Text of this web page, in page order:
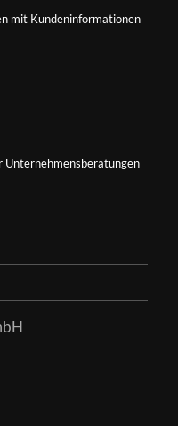
mit Kundeninformationen
Unternehmensberatungen